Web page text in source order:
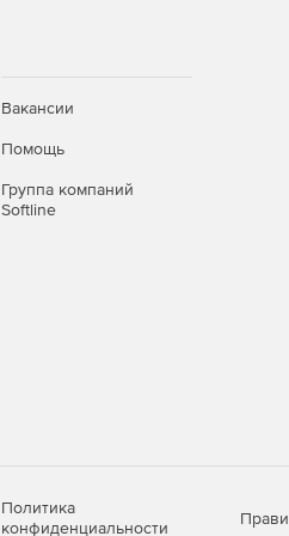
Вакансии
Помощь
Группа компаний
Softline
Политика
конфиденциальности